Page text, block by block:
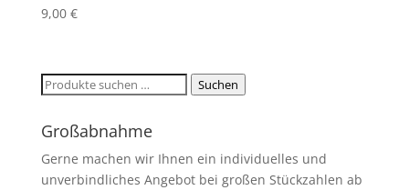
9,00 €
Suchen
Suchen
Großabnahme
Gerne machen wir Ihnen ein individuelles und
unverbindliches Angebot bei großen Stückzahlen ab